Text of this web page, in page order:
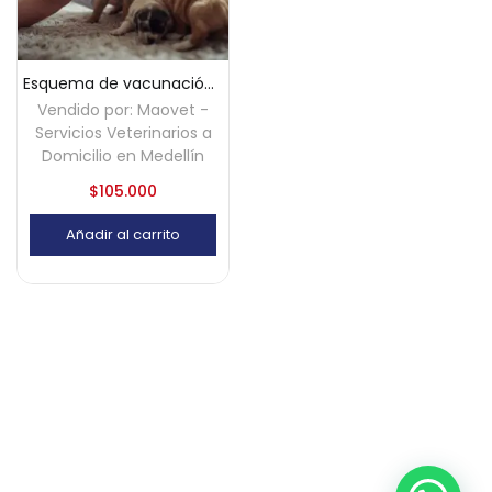
Esquema de vacunación para perros cachorros a domicilio – Medellín
Vendido por: Maovet -
Servicios Veterinarios a
Domicilio en Medellín
$105.000
Añadir al carrito